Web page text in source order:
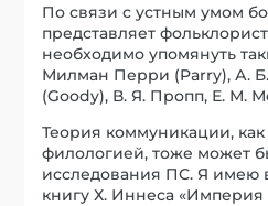
По связи с устным умом
представляет
необходимо упомянуть
Милман Перри (Parry), А.
(Goody), В. Я. Пропп, Е. М.
Теория коммуникации,
филологией, тоже может
исследования ПС. Я имею
книгу Х. Иннеса